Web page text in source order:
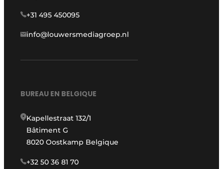
+31 495 450095
info@louwersmediagroep.nl
BUREAU EN BELGIQUE
Kapellestraat 132/1
Bâtiment G
8020 Oostkamp Belgique
+32 50 36 81 70